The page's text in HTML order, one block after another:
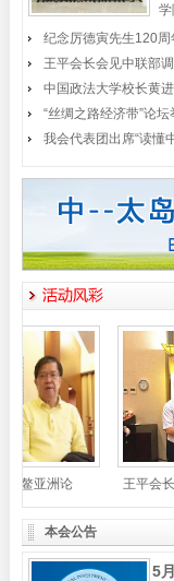
学
华
“
中
“
5
纪念厉德寅先生120
王平会长会见中联部
中国政法大学校长黄
“丝绸之路经济带”论坛
我会代表团出席“读懂
本会公告
5